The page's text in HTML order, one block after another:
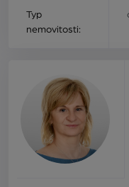
Typ
nemovitosti: